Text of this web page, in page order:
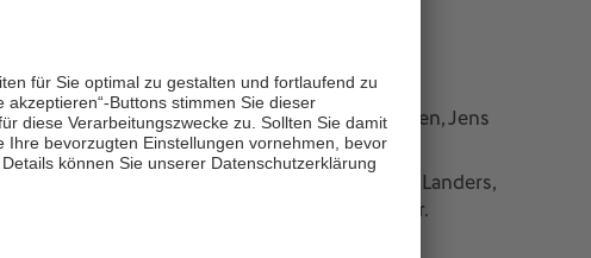
Hagedorn, Josephine Henning, Marcell Jansen, Jens
Wollscheid.
Gaudino, Lena Goessling, Claudia Klein, Petra Landers,
Smisek, Christian Träsch, Britta Unsleber.